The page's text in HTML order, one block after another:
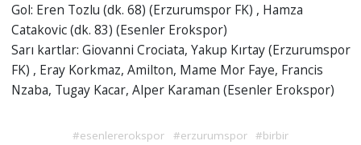
Gol: Eren Tozlu (dk. 68) (Erzurumspor FK) , Hamza
Catakovic (dk. 83) (Esenler Erokspor)
Sarı kartlar: Giovanni Crociata, Yakup Kırtay (Erzurumspor
FK) , Eray Korkmaz, Amilton, Mame Mor Faye, Francis
Nzaba, Tugay Kacar, Alper Karaman (Esenler Erokspor)
#esenlererokspor #erzurumspor #birbir